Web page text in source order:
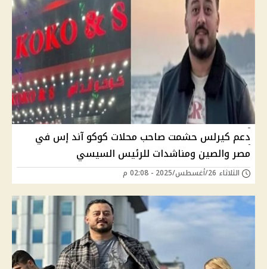
دعم كيرلس حشمت صاحب محلات كوكو آند إس في
مصر والصين ومناشدات للرئيس السيسي
الثلاثاء 26/أغسطس/2025 - 02:08 م